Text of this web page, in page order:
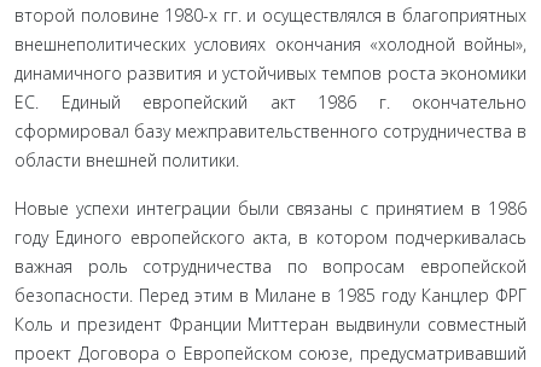
второй половине 1980-х гг. и осуществлялся в благоприятных
внешнеполитических условиях окончания «холодной войны»,
динамичного развития и устойчивых темпов роста экономики
ЕС. Единый европейский акт 1986 г. окончательно
сформировал базу межправительственного сотрудничества в
области внешней политики.
Новые успехи интеграции были связаны с принятием в 1986
году Единого европейского акта, в котором подчеркивалась
важная роль сотрудничества по вопросам европейской
безопасности. Перед этим в Милане в 1985 году Канцлер ФРГ
Коль и президент Франции Миттеран выдвинули совместный
проект Договора о Европейском союзе, предусматривавший